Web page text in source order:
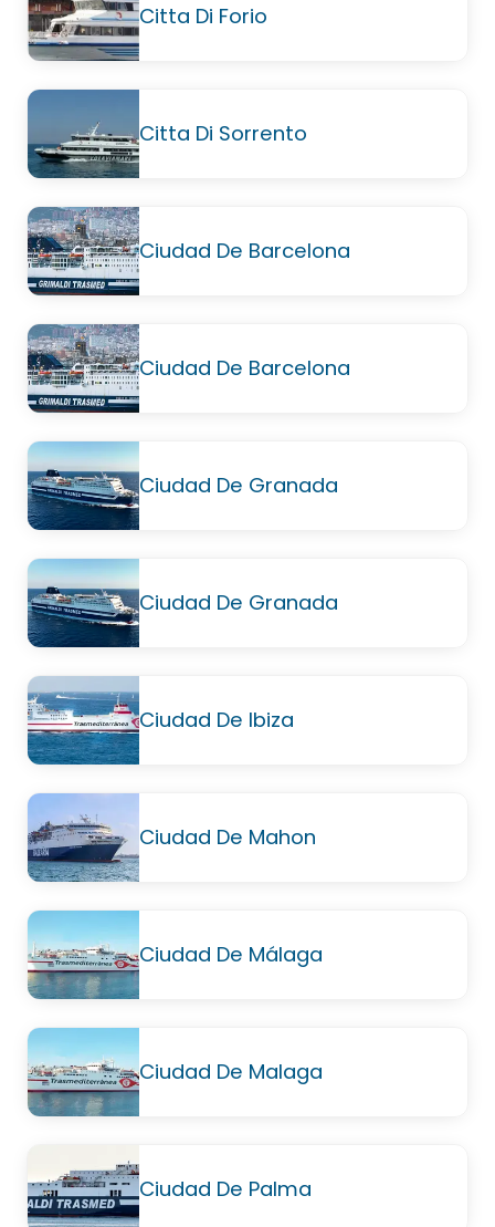
Citta Di Forio
Citta Di Sorrento
Ciudad De Barcelona
Ciudad De Barcelona
Ciudad De Granada
Ciudad De Granada
Ciudad De Ibiza
Ciudad De Mahon
Ciudad De Málaga
Ciudad De Malaga
Ciudad De Palma